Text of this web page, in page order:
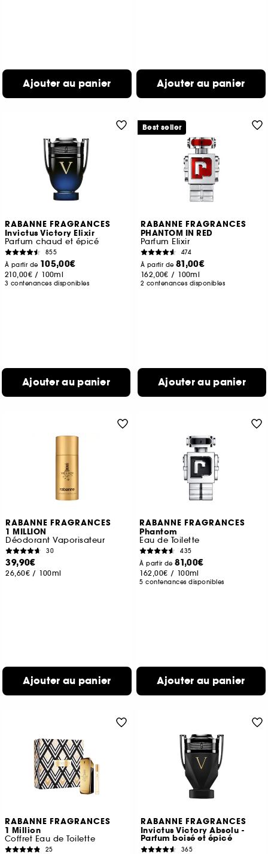
Ajouter au panier Ajouter au panier
RABANNE FRAGRANCES
Invictus Victory Elixir
Parfum chaud et épicé
855
À partir de 105,00€
210,00€ / 100ml
3 contenances disponibles
Ajouter au panier
RABANNE FRAGRANCES
PHANTOM IN RED
Parfum Elixir
474
À partir de 81,00€
162,00€ / 100ml
2 contenances disponibles
Ajouter au panier
Best seller
RABANNE FRAGRANCES
1 MILLION
Déodorant Vaporisateur
30
39,90€
26,60€ / 100ml
Ajouter au panier
RABANNE FRAGRANCES
Phantom
Eau de Toilette
435
À partir de81,00€
162,00€ / 100ml
5 contenances disponibles
Ajouter au panier
RABANNE FRAGRANCES
1 Million
Coffret Eau de Toilette
25
RABANNE FRAGRANCES
Invictus Victory Absolu -
Parfum boisé et épicé
365